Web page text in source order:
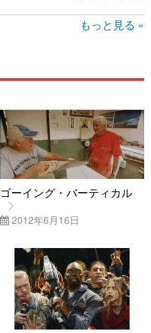
もっと見る »
ゴーイング・バーティカル
2012年6月16日